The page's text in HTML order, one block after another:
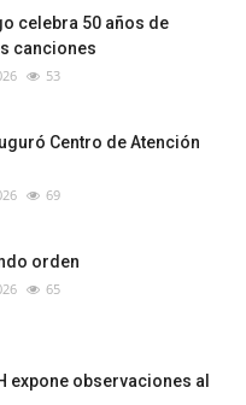
celebra 50 años de
canciones
53
Centro de Atención
69
orden
65
expone observaciones al